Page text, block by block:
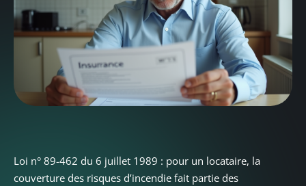
Loi n° 89-462 du 6 juillet 1989 : pour un locataire, la
couverture des risques d’incendie fait partie des